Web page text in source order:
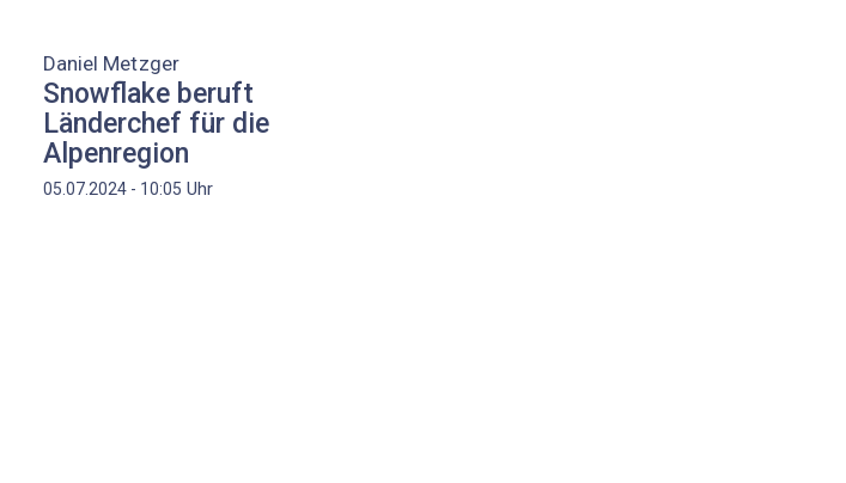
Daniel Metzger
Snowflake beruft
Länderchef für die
Alpenregion
05.07.2024 - 10:05 Uhr